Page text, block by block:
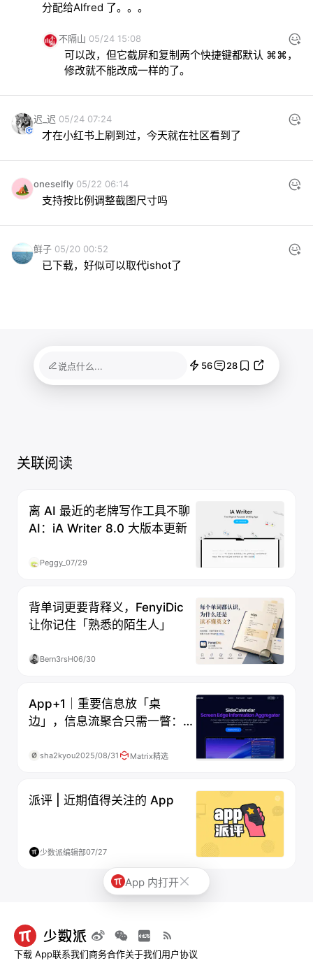
分配给Alfred 了。。。
不隔山 05/24 15:08
可以改，但它截屏和复制两个快捷键都默认 ⌘⌘，
修改就不能改成一样的了。
迟_迟 05/24 07:24
才在小红书上刷到过，今天就在社区看到了
oneselfly 05/22 06:14
支持按比例调整截图尺寸吗
鲜子 05/20 00:52
已下载，好似可以取代ishot了
说点什么... 56 28
关联阅读
离 AI 最近的老牌写作工具不聊
AI：iA Writer 8.0 大版本更新
Peggy_ 07/29
背单词更要背释义，FenyiDic
让你记住「熟悉的陌生人」
Bern3rsH06/30
App+1｜重要信息放「桌
边」，信息流聚合只需一瞥：
sha2kyou2025/08/31 Matrix精选
派评 | 近期值得关注的 App
少数派编辑部07/27
App 内打开
下载 App联系我们商务合作关于我们用户协议